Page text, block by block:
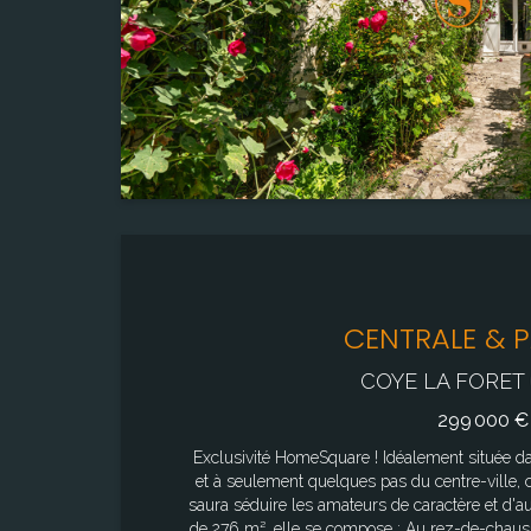
Chambre(s)
3
CENTRALE &
COYE LA
299 000 €
Exclusivité HomeSquare ! Idéalement située dans une rue recherchée, au calme
et à seulement quelques pas du centre-ville,
saura séduire les amateurs de caractère et d'authenticité. Édifiée